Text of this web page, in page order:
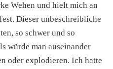
Wehen und hielt mich an
Dieser unbeschreibliche
so schwer und so
würde man auseinander
oder explodieren. Ich hatte